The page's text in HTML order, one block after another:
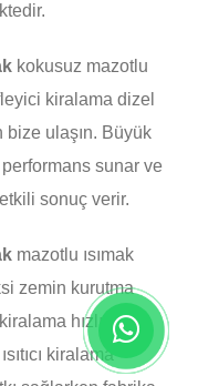
kokusuz mazotlu
kiralama dizel
bize ulaşın. Büyük
performans sunar ve
sonuç verir.
mazotlu ısımak
zemin kurutma
hızlı
kiralama